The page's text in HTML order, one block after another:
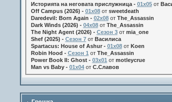
Историята на неговата прислужница - 01х05от
Off Campus (2026) - 01x08от sweetdeath
Daredevil: Born Again - 02x08от The_Assassin
Dark Winds (2026) - 04x08от The_Assassin
The Night Agent (2026) - Сезон 3от mia_one
Shef (2025) - Сезон 7от Василиса
Spartacus: House of Ashur - 01x08от Koen
Robin Hood - Сезон 1 от The_Assassin
Power Book II: Ghost - 03x01 от motleycrue
Man vs Baby - 01x04от С.Славов